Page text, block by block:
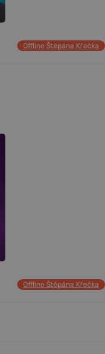
Offline Štěpána Křečka
Offline Štěpána Křečka